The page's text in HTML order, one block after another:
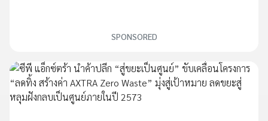
SPONSORED